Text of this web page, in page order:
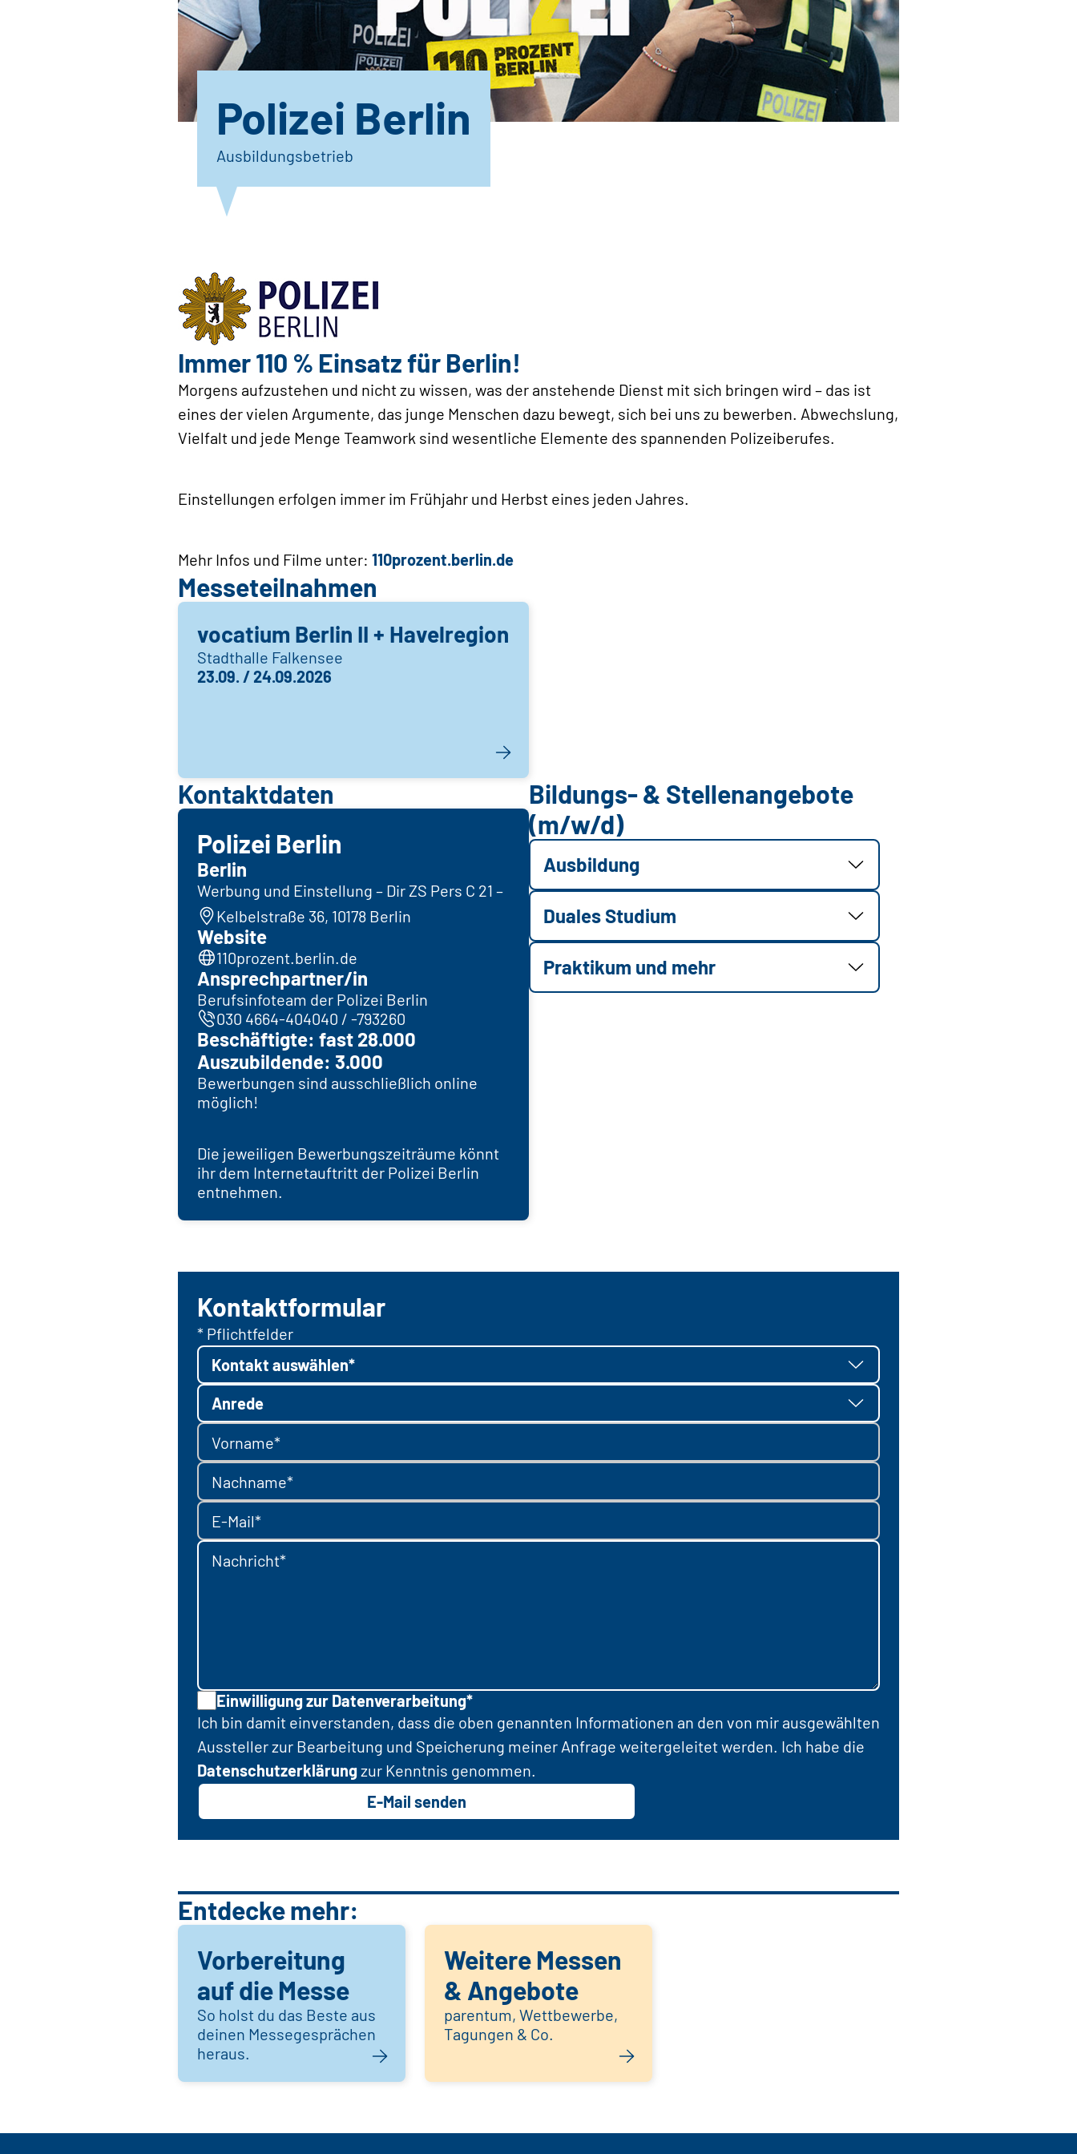
Polizei Berlin
Ausbildungsbetrieb
Immer 110 % Einsatz für Berlin!
Morgens aufzustehen und nicht zu wissen, was der anstehende Dienst mit sich bringen wird – das ist
eines der vielen Argumente, das junge Menschen dazu bewegt, sich bei uns zu bewerben. Abwechslung,
Vielfalt und jede Menge Teamwork sind wesentliche Elemente des spannenden Polizeiberufes.
Einstellungen erfolgen immer im Frühjahr und Herbst eines jeden Jahres.
Mehr Infos und Filme unter: 110prozent.berlin.de
Messeteilnahmen
vocatium Berlin II + Havelregion
Stadthalle Falkensee
23.09. / 24.09.2026
Kontaktdaten
Polizei Berlin
Berlin
Werbung und Einstellung – Dir ZS Pers C 21 –
Kelbelstraße 36, 10178 Berlin
Website
110prozent.berlin.de
Ansprechpartner/in
Berufsinfoteam der Polizei Berlin
030 4664-404040 / -793260
Beschäftigte: fast 28.000
Auszubildende: 3.000
Bewerbungen sind ausschließlich online
möglich!
Die jeweiligen Bewerbungszeiträume könnt
ihr dem Internetauftritt der Polizei Berlin
entnehmen.
Bildungs- & Stellenangebote
(m/w/d)
Ausbildung
Duales Studium
Praktikum und mehr
Kontaktformular
* Pflichtfelder
Kontakt auswählen*
Anrede
Vorname*
Nachname*
E-Mail*
Nachricht*
Einwilligung zur Datenverarbeitung*
Ich bin damit einverstanden, dass die oben genannten Informationen an den von mir ausgewählten
Aussteller zur Bearbeitung und Speicherung meiner Anfrage weitergeleitet werden. Ich habe die
Datenschutzerklärungzur Kenntnis genommen.
E-Mail senden
Entdecke mehr:
Vorbereitung
auf die Messe
So holst du das Beste aus
deinen Messegesprächen
heraus.
Weitere Messen
& Angebote
parentum, Wettbewerbe,
Tagungen & Co.